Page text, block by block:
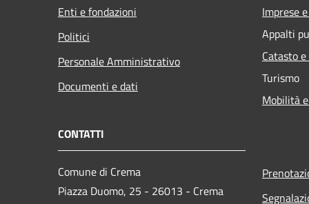
Enti e fondazioni
Politici
Personale Amministrativo
Documenti e dati
Imprese
Appalti
Catasto
Turismo
Mobilità
CONTATTI
Comune di Crema
Piazza Duomo, 25 - 26013 - Crema